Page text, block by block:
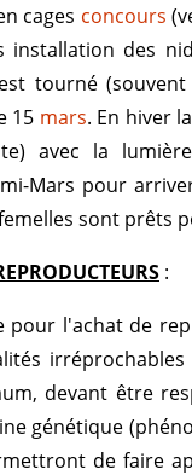
cages concours
installation des
tourné
15 mars. En hiver
avec la
Mars pour
sont prêts
:
pour l'achat de
devant être
génétique
de faire